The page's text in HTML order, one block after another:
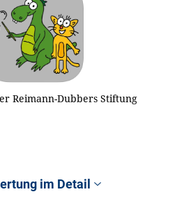
Reimann-Dubbers Stiftung
im Detail